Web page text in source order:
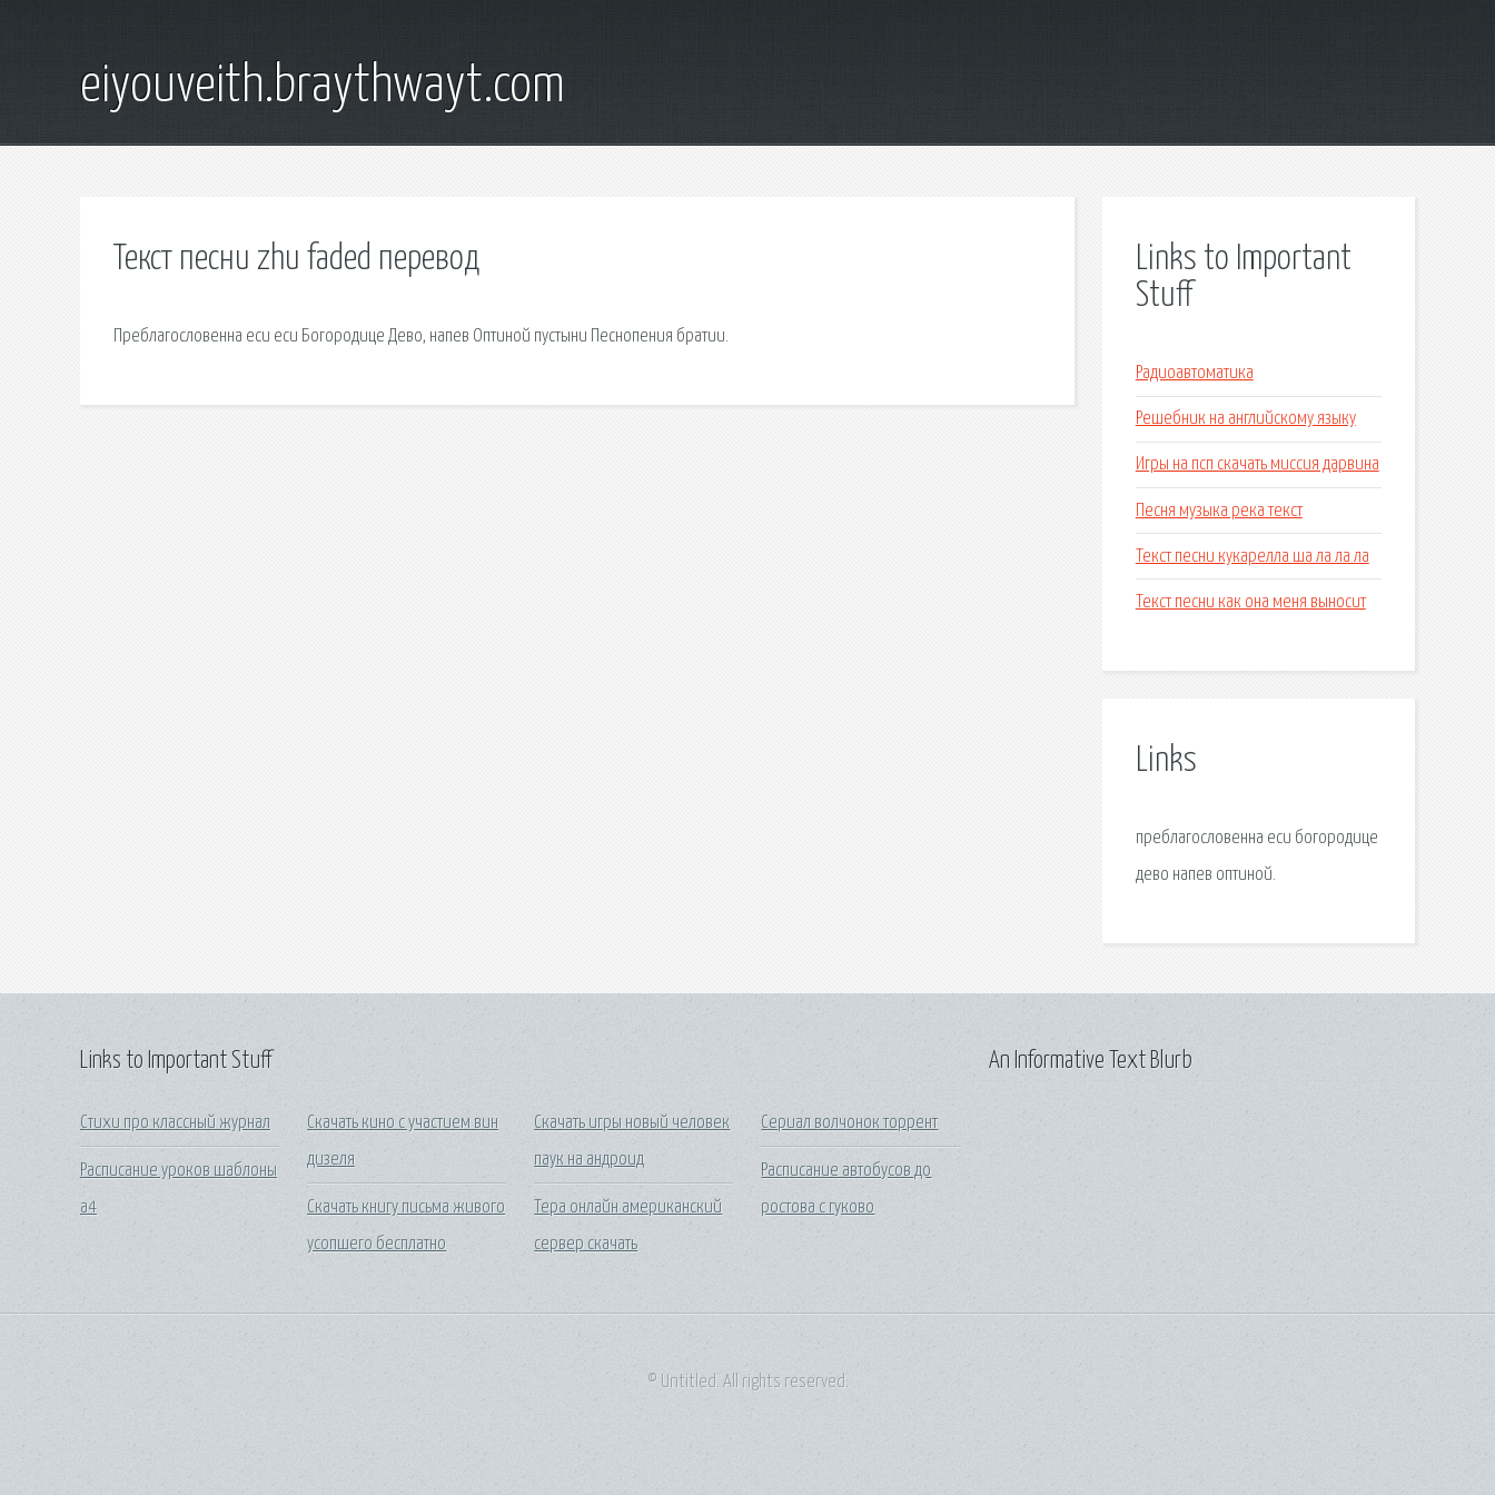
eiyouveith.braythwayt.com
Текст песни zhu faded перевод
Преблагословенна еси еси Богородице Дево, напев Оптиной пустыни Песнопения братии.
Links to Important
Stuff
Радиоавтоматика
Решебник на английскому языку
Игры на псп скачать миссия дарвина
Песня музыка река текст
Текст песни кукарелла ша ла ла ла
Текст песни как она меня выносит
Links
преблагословенна еси богородице
дево напев оптиной.
Links to Important Stuff
Стихи про классный журнал
Расписание уроков шаблоны
а4
Скачать кино с участием вин
дизеля
Скачать книгу письма живого
усопшего бесплатно
Скачать игры новый человек
паук на андроид
Тера онлайн американский
сервер скачать
Сериал волчонок торрент
Расписание автобусов до
ростова с гуково
An Informative Text Blurb
© Untitled. All rights reserved.